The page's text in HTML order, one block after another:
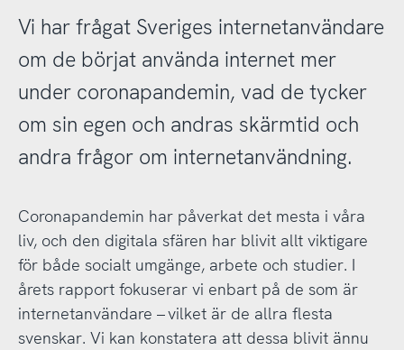
Vi har frågat Sveriges internetanvändare
om de börjat använda internet mer
under coronapandemin, vad de tycker
om sin egen och andras skärmtid och
andra frågor om internetanvändning.
Coronapandemin har påverkat det mesta i våra
liv, och den digitala sfären har blivit allt viktigare
för både socialt umgänge, arbete och studier. I
årets rapport fokuserar vi enbart på de som är
internetanvändare – vilket är de allra flesta
svenskar. Vi kan konstatera att dessa blivit ännu